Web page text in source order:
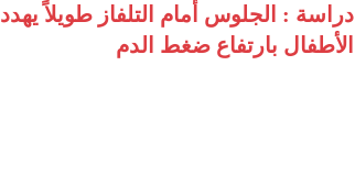
دراسة : الجلوس أمام التلفاز طويلاً يهدد
الأطفال بارتفاع ضغط الدم